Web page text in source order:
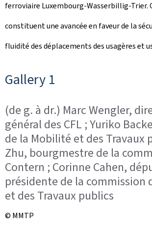
ferroviaire Luxembourg-Wasserbillig-Trier.
constituent une avancée en faveur de la
fluidité des déplacements des usagères et
Gallery 1
(de g. à dr.) Marc Wengler,
général des CFL ; Yuriko
de la Mobilité et des Travaux
Zhu, bourgmestre de la
Contern ; Corinne Cahen,
présidente de la commission
et des Travaux publics
© MMTP